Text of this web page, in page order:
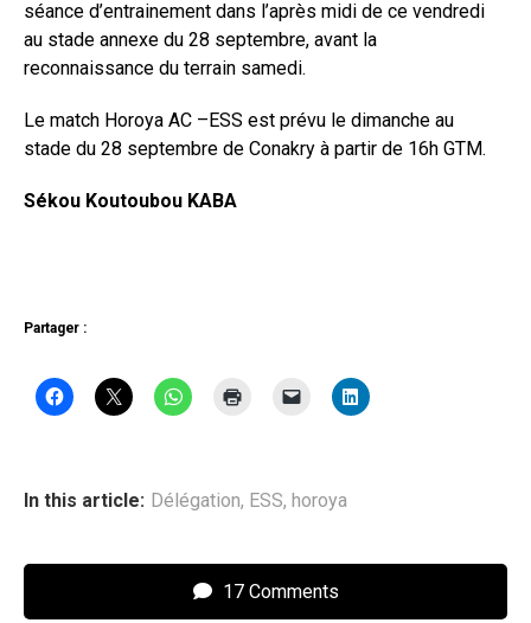
séance d’entrainement dans l’après midi de ce vendredi
au stade annexe du 28 septembre, avant la
reconnaissance du terrain samedi.
Le match Horoya AC –ESS est prévu le dimanche au
stade du 28 septembre de Conakry à partir de 16h GTM.
Sékou Koutoubou KABA
Partager :
In this article: Délégation, ESS, horoya
17 Comments